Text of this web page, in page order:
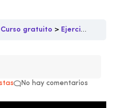
gratuito Ejercicios Poderosos de desarrollo espiritual
No hay comentarios